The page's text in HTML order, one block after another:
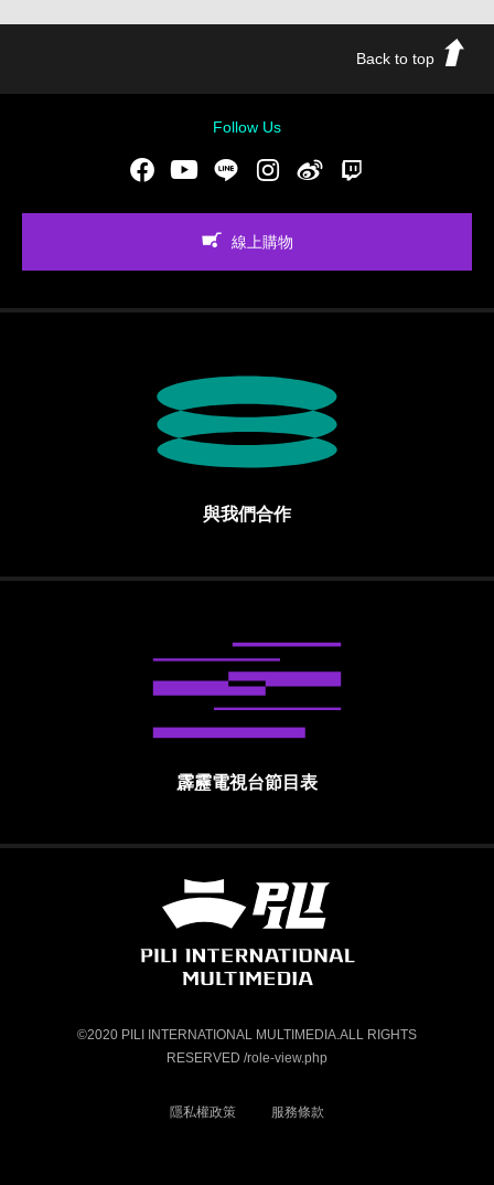
Back to top
Follow Us
FacebookYoutubeLINE Instgram新浪微博
線上購物
與我們合作
霹靂電視台節目表
霹靂國際多媒體股份有限公司 PILI
©2020 PILI INTERNATIONAL MULTIMEDIA.ALL RIGHTS
RESERVED /role-view.php
隱私權政策 服務條款